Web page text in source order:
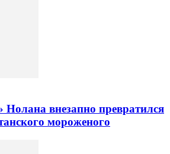
Нолана внезапно превратился
мороженого